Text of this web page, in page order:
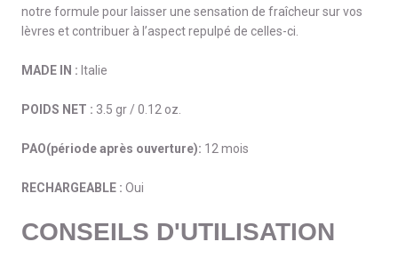
notre formule pour laisser une sensation de fraîcheur sur vos
lèvres et contribuer à l’aspect repulpé de celles-ci.
MADE IN : Italie
POIDS NET : 3.5 gr / 0.12 oz.
PAO(période après ouverture): 12 mois
RECHARGEABLE : Oui
CONSEILS D'UTILISATION